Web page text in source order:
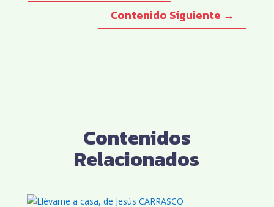
Contenido Siguiente →
Contenidos
Relacionados